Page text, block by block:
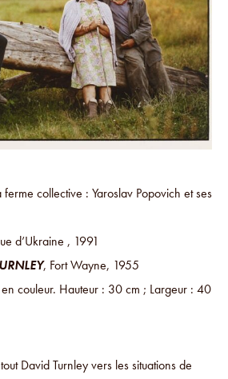
collective : Yaroslav Popovich et ses
d’Ukraine , 1991
, Fort Wayne, 1955
couleur. Hauteur : 30 cm ; Largeur : 40
David Turnley vers les situations de